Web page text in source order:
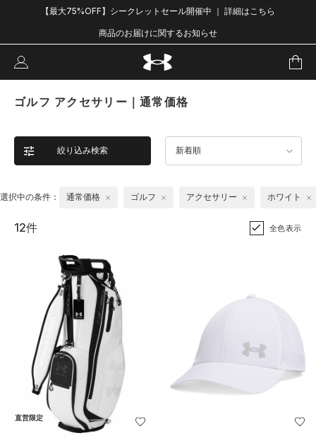
【最大75%OFF】シークレットセール開催中 ｜ 詳細はこちら
商品のお届けに関するお知らせ
ゴルフ アクセサリー｜通常価格
絞り込み検索 新着順
選択中の条件： 通常価格 ゴルフ アクセサリー ホワイト
12件 全色表示
直営限定